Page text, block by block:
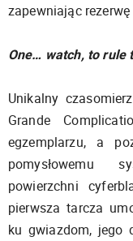
zapewniając
One… watch, to rule
Unikalny
Grande
egzemplarzu, a
pomysłowemu
powierzchni
pierwsza tarcza
ku gwiazdom, jego